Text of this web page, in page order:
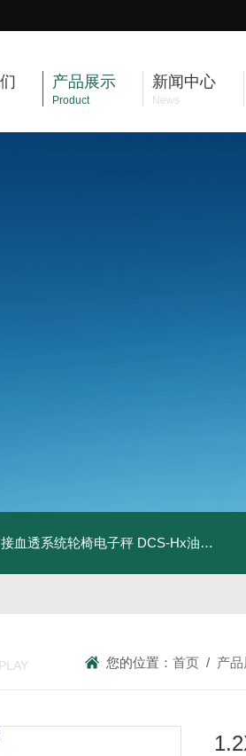
产品展示
Product
新闻中心
News
血透系统轮椅电子秤 DCS-Hx油桶搬运车电子秤 上海350kg防爆倒桶称
您的位置：首页 / 产